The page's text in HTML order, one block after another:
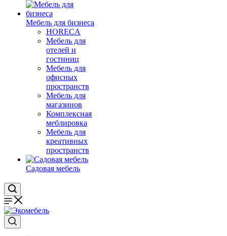
Мебель для бизнеса
HORECA
Мебель для
отелей и
гостиниц
Мебель для
офисных
пространств
Мебель для
магазинов
Комплексная
меблировка
Мебель для
креативных
пространств
Садовая мебель